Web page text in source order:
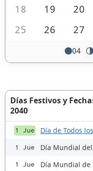
18
19 20
25
26 27
04
Días Festivos y
2040
1 Jue Día de Todos
1 Jue Día Mundial
1 Jue Día Mundial de